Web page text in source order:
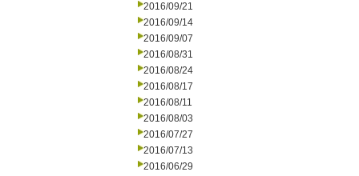
2016/09/21
2016/09/14
2016/09/07
2016/08/31
2016/08/24
2016/08/17
2016/08/11
2016/08/03
2016/07/27
2016/07/13
2016/06/29